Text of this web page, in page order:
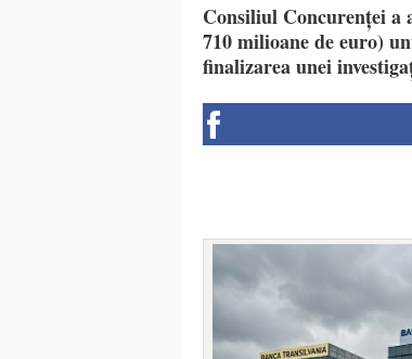
Consiliul Concurenței a
710 milioane de euro)
finalizarea unei